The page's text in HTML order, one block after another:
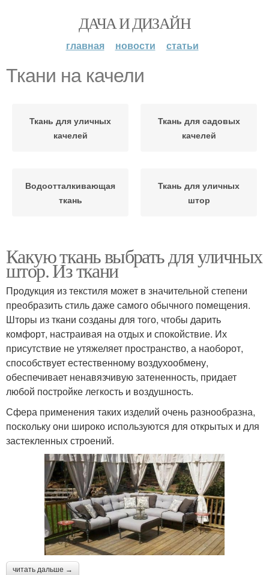
ДАЧА И ДИЗАЙН
главная новости статьи
Ткани на качели
Ткань для уличных
качелей
Ткань для садовых
качелей
Водоотталкивающая
ткань
Ткань для уличных
штор
Какую ткань выбрать для уличных
штор. Из ткани
Продукция из текстиля может в значительной степени
преобразить стиль даже самого обычного помещения.
Шторы из ткани созданы для того, чтобы дарить
комфорт, настраивая на отдых и спокойствие. Их
присутствие не утяжеляет пространство, а наоборот,
способствует естественному воздухообмену,
обеспечивает ненавязчивую затененность, придает
любой постройке легкость и воздушность.
Сфера применения таких изделий очень разнообразна,
поскольку они широко используются для открытых и для
застекленных строений.
читать дальше →